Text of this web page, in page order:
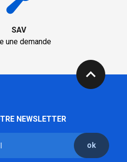
SAV
une demande
expand_less
NEWSLETTER
ok